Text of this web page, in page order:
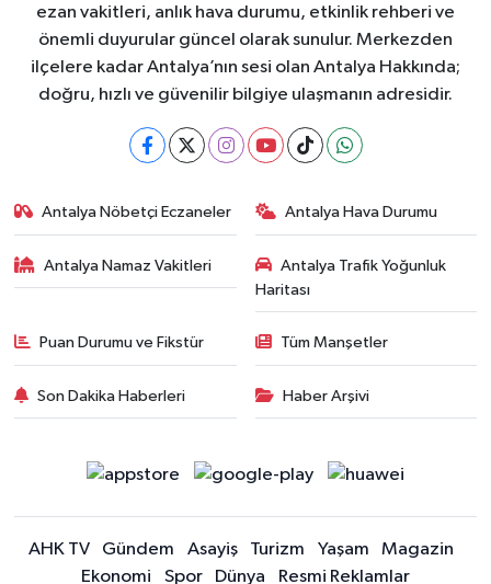
ezan vakitleri, anlık hava durumu, etkinlik rehberi ve
önemli duyurular güncel olarak sunulur. Merkezden
ilçelere kadar Antalya’nın sesi olan Antalya Hakkında;
doğru, hızlı ve güvenilir bilgiye ulaşmanın adresidir.
Antalya Nöbetçi Eczaneler Antalya Hava Durumu
Antalya Namaz Vakitleri
Antalya Trafik Yoğunluk
Haritası
Puan Durumu ve Fikstür Tüm Manşetler
Son Dakika Haberleri Haber Arşivi
AHK TV Gündem Asayiş Turizm Yaşam
Magazin
Ekonomi
Spor Dünya Resmi Reklamlar